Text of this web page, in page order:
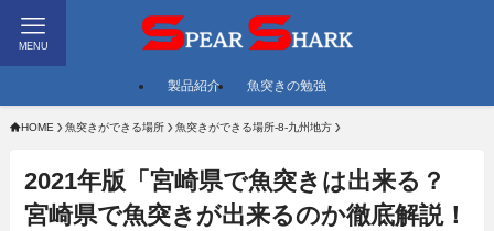
MENU
製品紹介 魚突きの勉強
HOME 魚突きができる場所 魚突きができる場所-8-九州地方
2021年版「宮崎県で魚突きは出来る？
宮崎県で魚突きが出来るのか徹底解説！